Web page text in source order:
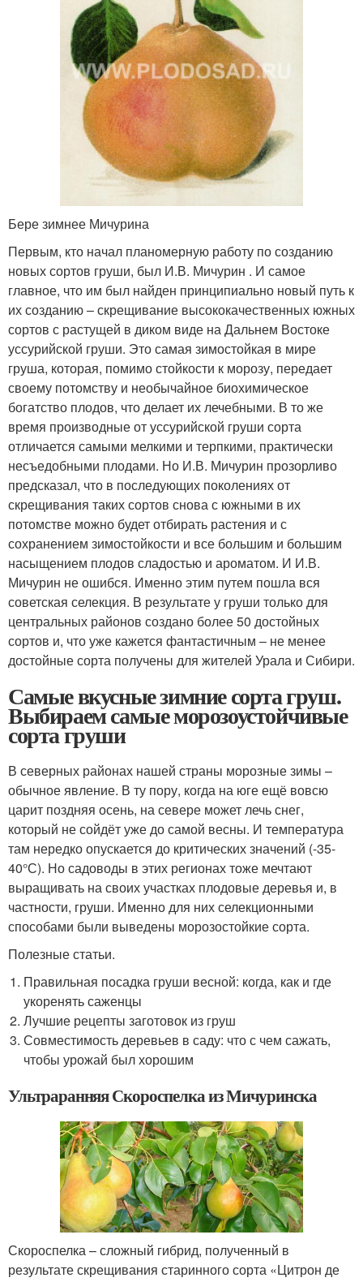
Бере зимнее Мичурина
Первым, кто начал планомерную работу по созданию
новых сортов груши, был И.В. Мичурин . И самое
главное, что им был найден принципиально новый путь к
их созданию – скрещивание высококачественных южных
сортов с растущей в диком виде на Дальнем Востоке
уссурийской груши. Это самая зимостойкая в мире
груша, которая, помимо стойкости к морозу, передает
своему потомству и необычайное биохимическое
богатство плодов, что делает их лечебными. В то же
время производные от уссурийской груши сорта
отличается самыми мелкими и терпкими, практически
несъедобными плодами. Но И.В. Мичурин прозорливо
предсказал, что в последующих поколениях от
скрещивания таких сортов снова с южными в их
потомстве можно будет отбирать растения и с
сохранением зимостойкости и все большим и большим
насыщением плодов сладостью и ароматом. И И.В.
Мичурин не ошибся. Именно этим путем пошла вся
советская селекция. В результате у груши только для
центральных районов создано более 50 достойных
сортов и, что уже кажется фантастичным – не менее
достойные сорта получены для жителей Урала и Сибири.
Самые вкусные зимние сорта груш.
Выбираем самые морозоустойчивые
сорта груши
В северных районах нашей страны морозные зимы –
обычное явление. В ту пору, когда на юге ещё вовсю
царит поздняя осень, на севере может лечь снег,
который не сойдёт уже до самой весны. И температура
там нередко опускается до критических значений (-35-
40°С). Но садоводы в этих регионах тоже мечтают
выращивать на своих участках плодовые деревья и, в
частности, груши. Именно для них селекционными
способами были выведены морозостойкие сорта.
Полезные статьи.
Правильная посадка груши весной: когда, как и где
укоренять саженцы
Лучшие рецепты заготовок из груш
Совместимость деревьев в саду: что с чем сажать,
чтобы урожай был хорошим
Ультраранняя Скороспелка из Мичуринска
Скороспелка – сложный гибрид, полученный в
результате скрещивания старинного сорта «Цитрон де